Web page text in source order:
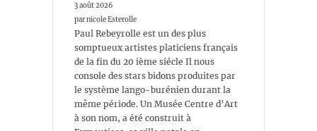
3 août 2026
par nicole Esterolle
Paul Rebeyrolle est un des plus
somptueux artistes platiciens français
de la fin du 20 ième siécle Il nous
console des stars bidons produites par
le système lango-burénien durant la
même période. Un Musée Centre d’Art
à son nom, a été construit à